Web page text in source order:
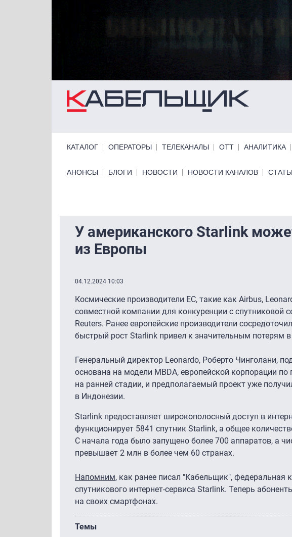
КАТАЛОГ ОПЕРАТОРЫ ТЕЛЕКАНАЛЫ ОТТ АНАЛИТИКА
Primary links bottom
АНОНСЫ БЛОГИ НОВОСТИ НОВОСТИ КАНАЛОВ
У американского Starlink
из Европы
04.12.2024 10:03
Космические производители ЕС, такие как Airbus,
совместной компании для конкуренции с
Reuters. Ранее европейские производители
быстрый рост Starlink привел к значительным потерям
Генеральный директор Leonardo, Роберто Чинголани,
основана на модели MBDA, европейской корпорации
на ранней стадии, и предполагаемый проект уже
в Индонезии.
Starlink предоставляет широкополосный доступ в
функционирует 5841 спутник Starlink, а общее
С начала года было запущено более 700 аппаратов, а
превышает 2 млн в более чем 60 странах.
Напомним, как ранее писал "Кабельщик", федеральная
спутникового интернет-сервиса Starlink. Теперь
на своих смартфонах.
Темы